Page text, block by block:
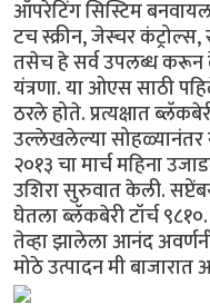
ऑपरेटिंग सिस्टिम
टच स्क्रीन, जेस्चर
तसेच हे सर्व उपलब्ध करून
यंत्रणा. या ओएस साठी
ठरले होते. प्रत्यक्षात
उल्लेखलेल्या सोहळ्यानंतर
२०१३ चा मार्च महिना
उशिरा सुरुवात केली.
घेतला ब्लॅकबेरी टॉर्च
तेव्हा झालेला आनंद
मोठे उत्पादन मी